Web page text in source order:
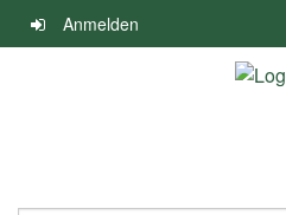
Navigation
überspringen
Anmelden